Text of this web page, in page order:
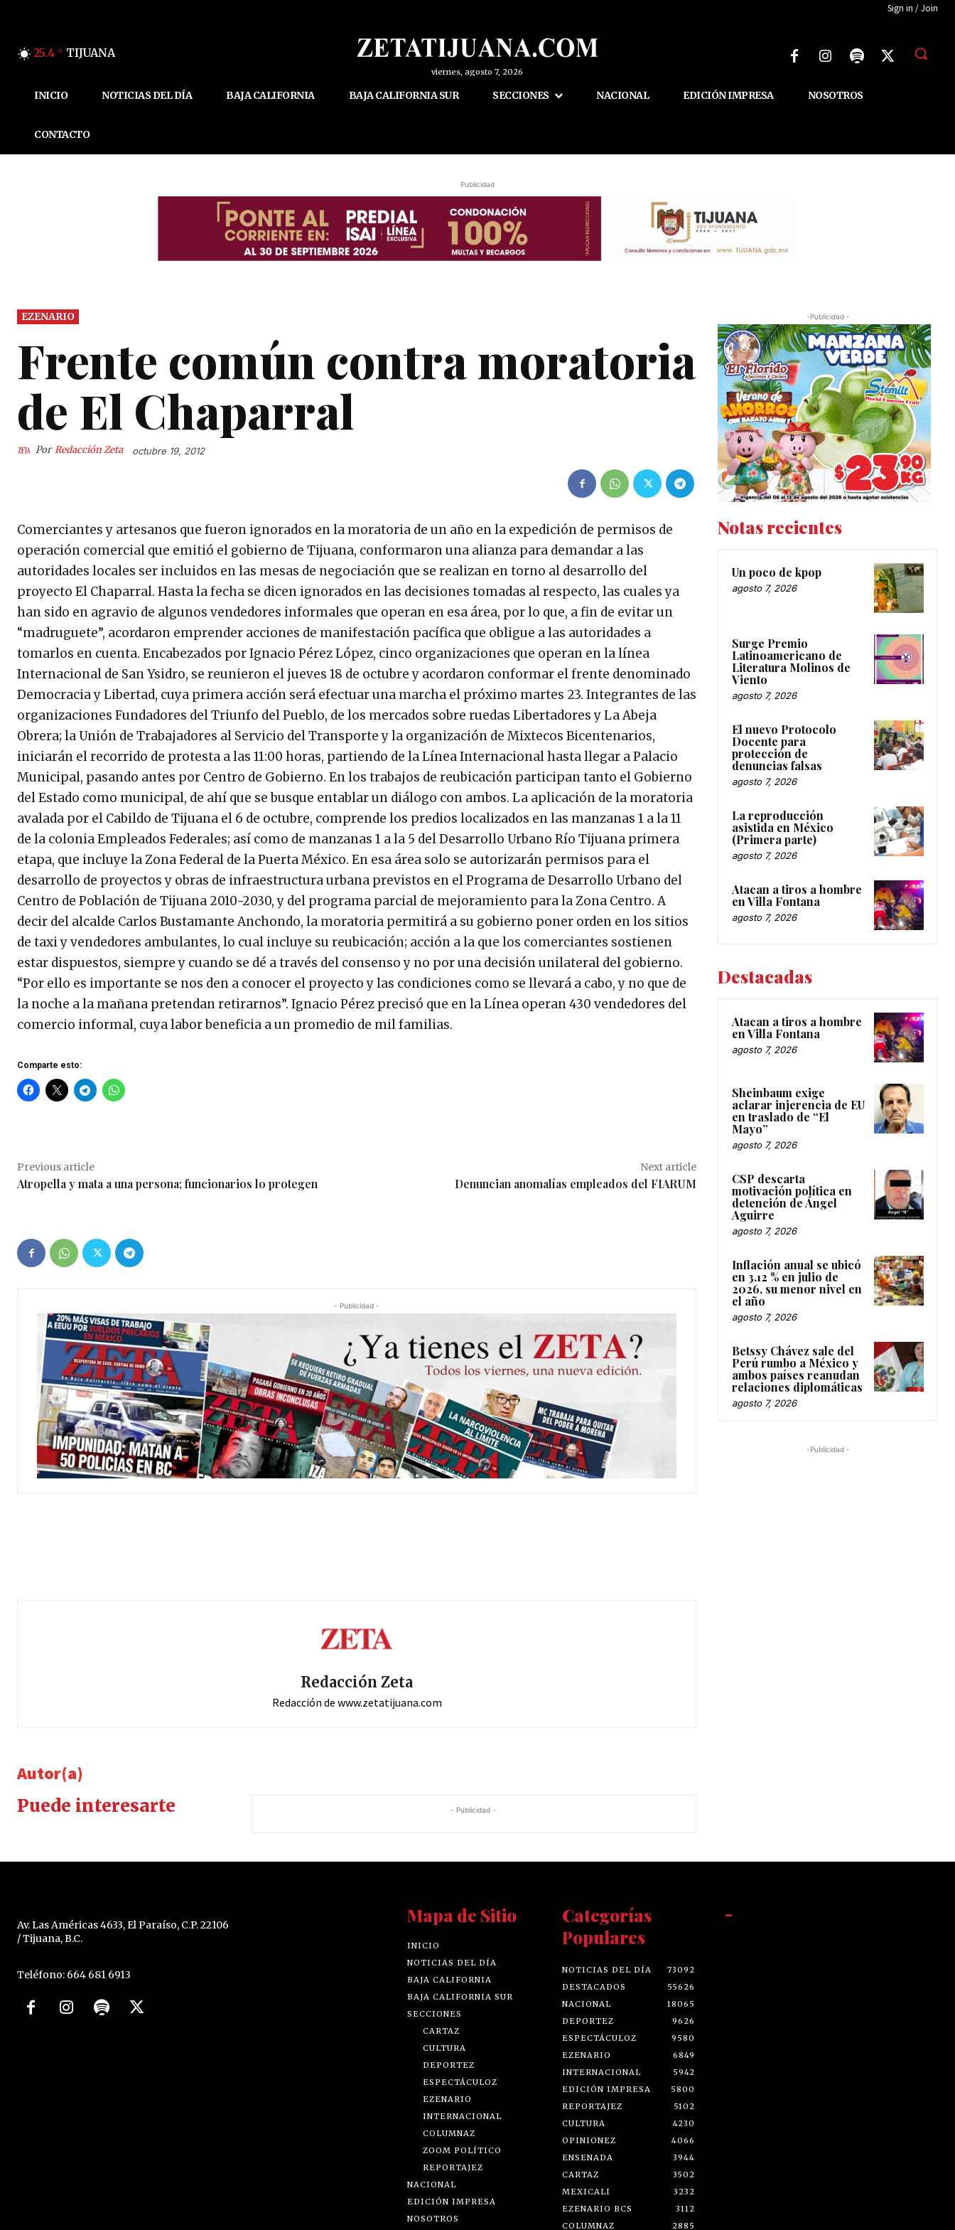
Sign in / Join
25.4 C TIJUANA
viernes, agosto 7, 2026
INICIO NOTICIAS DEL DÍA BAJA CALIFORNIA BAJA CALIFORNIA SUR SECCIONES NACIONAL EDICIÓN IMPRESA NOSOTROS
CONTACTO
Publicidad
EZENARIO
Frente común contra moratoria
de El Chaparral
Por Redacción Zeta octubre 19, 2012
Comerciantes y artesanos que fueron ignorados en la moratoria de un año en la expedición de permisos de
operación comercial que emitió el gobierno de Tijuana, conformaron una alianza para demandar a las
autoridades locales ser incluidos en las mesas de negociación que se realizan en torno al desarrollo del
proyecto El Chaparral. Hasta la fecha se dicen ignorados en las decisiones tomadas al respecto, las cuales ya
han sido en agravio de algunos vendedores informales que operan en esa área, por lo que, a fin de evitar un
“madruguete”, acordaron emprender acciones de manifestación pacífica que obligue a las autoridades a
tomarlos en cuenta. Encabezados por Ignacio Pérez López, cinco organizaciones que operan en la línea
Internacional de San Ysidro, se reunieron el jueves 18 de octubre y acordaron conformar el frente denominado
Democracia y Libertad, cuya primera acción será efectuar una marcha el próximo martes 23. Integrantes de las
organizaciones Fundadores del Triunfo del Pueblo, de los mercados sobre ruedas Libertadores y La Abeja
Obrera; la Unión de Trabajadores al Servicio del Transporte y la organización de Mixtecos Bicentenarios,
iniciarán el recorrido de protesta a las 11:00 horas, partiendo de la Línea Internacional hasta llegar a Palacio
Municipal, pasando antes por Centro de Gobierno. En los trabajos de reubicación participan tanto el Gobierno
del Estado como municipal, de ahí que se busque entablar un diálogo con ambos. La aplicación de la moratoria
avalada por el Cabildo de Tijuana el 6 de octubre, comprende los predios localizados en las manzanas 1 a la 11
de la colonia Empleados Federales; así como de manzanas 1 a la 5 del Desarrollo Urbano Río Tijuana primera
etapa, que incluye la Zona Federal de la Puerta México. En esa área solo se autorizarán permisos para el
desarrollo de proyectos y obras de infraestructura urbana previstos en el Programa de Desarrollo Urbano del
Centro de Población de Tijuana 2010-2030, y del programa parcial de mejoramiento para la Zona Centro. A
decir del alcalde Carlos Bustamante Anchondo, la moratoria permitirá a su gobierno poner orden en los sitios
de taxi y vendedores ambulantes, lo cual incluye su reubicación; acción a la que los comerciantes sostienen
estar dispuestos, siempre y cuando se dé a través del consenso y no por una decisión unilateral del gobierno.
“Por ello es importante se nos den a conocer el proyecto y las condiciones como se llevará a cabo, y no que de
la noche a la mañana pretendan retirarnos”. Ignacio Pérez precisó que en la Línea operan 430 vendedores del
comercio informal, cuya labor beneficia a un promedio de mil familias.
Comparte esto:
Previous article
Atropella y mata a una persona; funcionarios lo protegen
Next article
Denuncian anomalías empleados del FIARUM
- Publicidad -
Redacción Zeta
Redacción de www.zetatijuana.com
Autor(a)
Puede interesarte
- Publicidad -
-Publicidad -
Notas recientes
Un poco de kpop
agosto 7, 2026
Surge Premio
Latinoamericano de
Literatura Molinos de
Viento
agosto 7, 2026
El nuevo Protocolo
Docente para
protección de
denuncias falsas
agosto 7, 2026
La reproducción
asistida en México
(Primera parte)
agosto 7, 2026
Atacan a tiros a hombre
en Villa Fontana
agosto 7, 2026
Destacadas
Atacan a tiros a hombre
en Villa Fontana
agosto 7, 2026
Sheinbaum exige
aclarar injerencia de EU
en traslado de “El
Mayo”
agosto 7, 2026
CSP descarta
motivación política en
detención de Ángel
Aguirre
agosto 7, 2026
Inflación anual se ubicó
en 3.12 % en julio de
2026, su menor nivel en
el año
agosto 7, 2026
Betssy Chávez sale del
Perú rumbo a México y
ambos países reanudan
relaciones diplomáticas
agosto 7, 2026
-Publicidad -
Av. Las Américas 4633, El Paraíso, C.P. 22106
/ Tijuana, B.C.
Teléfono: 664 681 6913
Mapa de Sitio
INICIO
NOTICIAS DEL DÍA
BAJA CALIFORNIA
BAJA CALIFORNIA SUR
SECCIONES
CARTAZ
CULTURA
DEPORTEZ
ESPECTÁCULOZ
EZENARIO
INTERNACIONAL
COLUMNAZ
ZOOM POLÍTICO
REPORTAJEZ
NACIONAL
EDICIÓN IMPRESA
NOSOTROS
Categorías
Populares
NOTICIAS DEL DÍA
73092
DESTACADOS
55626
NACIONAL
18065
DEPORTEZ
9626
ESPECTÁCULOZ
9580
EZENARIO
6849
INTERNACIONAL
5942
EDICIÓN IMPRESA
5800
REPORTAJEZ
5102
CULTURA
4230
OPINIONEZ
4066
ENSENADA
3944
CARTAZ
3502
MEXICALI
3232
EZENARIO BCS
3112
COLUMNAZ
2885
-